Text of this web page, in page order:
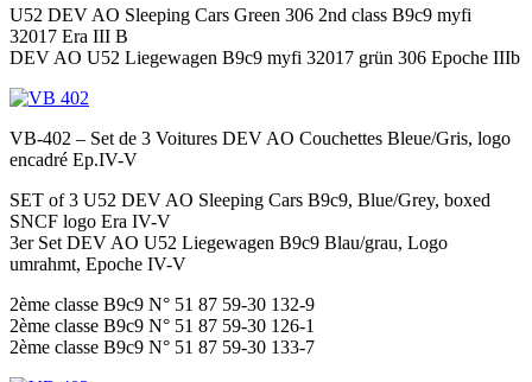
U52 DEV AO Sleeping Cars Green 306 2nd class B9c9 myfi
32017 Era III B
DEV AO U52 Liegewagen B9c9 myfi 32017 grün 306 Epoche IIIb
VB-402 – Set de 3 Voitures DEV AO Couchettes Bleue/Gris, logo
encadré Ep.IV-V
SET of 3 U52 DEV AO Sleeping Cars B9c9, Blue/Grey, boxed
SNCF logo Era IV-V
3er Set DEV AO U52 Liegewagen B9c9 Blau/grau, Logo
umrahmt, Epoche IV-V
2ème classe B9c9 N° 51 87 59-30 132-9
2ème classe B9c9 N° 51 87 59-30 126-1
2ème classe B9c9 N° 51 87 59-30 133-7